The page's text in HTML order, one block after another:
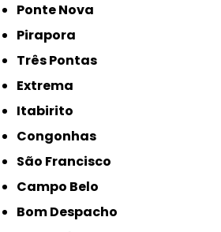
Ponte Nova
Pirapora
Três Pontas
Extrema
Itabirito
Congonhas
São Francisco
Campo Belo
Bom Despacho